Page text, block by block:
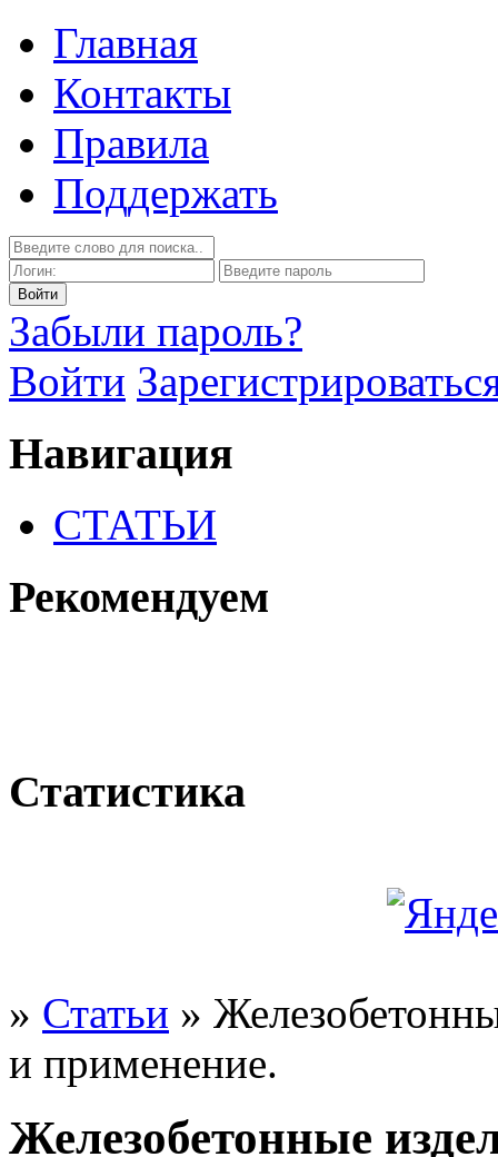
Главная
Контакты
Правила
Поддержать
Забыли пароль?
Войти
Навигация
СТАТЬИ
Рекомендуем
Статистика
» Статьи »
и применение.
Железобетонные